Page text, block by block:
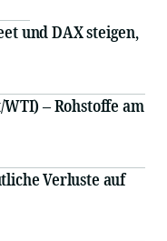
und DAX steigen,
– Rohstoffe am
Verluste auf